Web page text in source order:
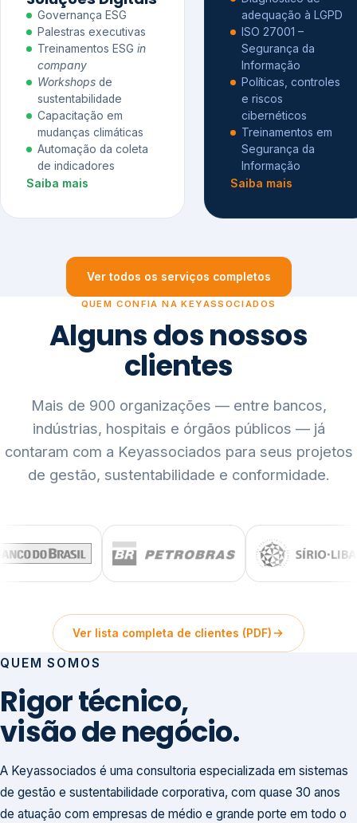
Governança ESG
Palestras executivas
Treinamentos ESG in
company
Workshops de
sustentabilidade
Capacitação em
mudanças climáticas
Automação da coleta
de indicadores
Saiba mais
adequação à LGPD
ISO 27001 –
Segurança da
Informação
Políticas, controles
e riscos
cibernéticos
Treinamentos em
Segurança da
Informação
Saiba mais
Ver todos os serviços completos
QUEM CONFIA NA KEYASSOCIADOS
Alguns dos nossos
clientes
Mais de 900 organizações — entre bancos,
indústrias, hospitais e órgãos públicos — já
contaram com a Keyassociados para seus projetos
de gestão, sustentabilidade e conformidade.
Ver lista completa de clientes (PDF)
QUEM SOMOS
Rigor técnico,
visão de negócio.
A Keyassociados é uma consultoria especializada em sistemas
de gestão e sustentabilidade corporativa, com quase 30 anos
de atuação com empresas de médio e grande porte em todo o